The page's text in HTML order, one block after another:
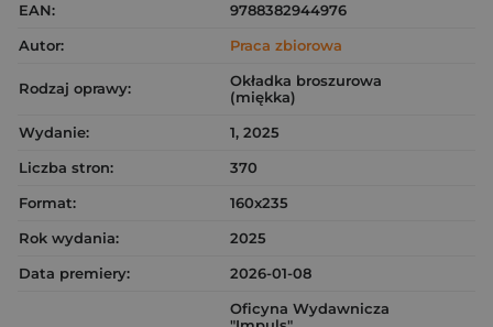
EAN:
9788382944976
Autor:
Praca zbiorowa
Rodzaj oprawy:
Okładka broszurowa
(miękka)
Wydanie:
1, 2025
Liczba stron:
370
Format:
160x235
Rok wydania:
2025
Data premiery:
2026-01-08
Oficyna Wydawnicza